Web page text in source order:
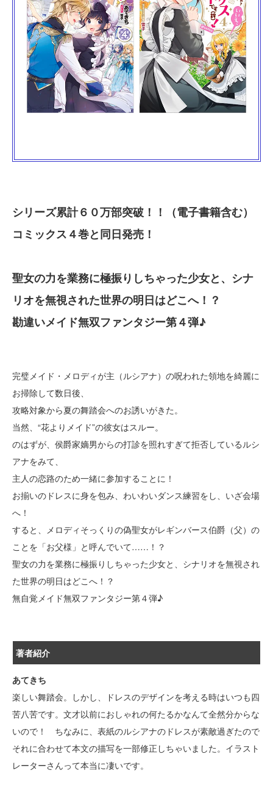
シリーズ累計６０万部突破！！（電子書籍含む）
コミックス４巻と同日発売！
聖女の力を業務に極振りしちゃった少女と、シナ
リオを無視された世界の明日はどこへ！？
勘違いメイド無双ファンタジー第４弾♪
完璧メイド・メロディが主（ルシアナ）の呪われた領地を綺麗に
お掃除して数日後、
攻略対象から夏の舞踏会へのお誘いがきた。
当然、“花よりメイド”の彼女はスルー。
のはずが、侯爵家嫡男からの打診を照れすぎて拒否しているルシ
アナをみて、
主人の恋路のため一緒に参加することに！
お揃いのドレスに身を包み、わいわいダンス練習をし、いざ会場
へ！
すると、メロディそっくりの偽聖女がレギンバース伯爵（父）の
ことを「お父様」と呼んでいて……！？
聖女の力を業務に極振りしちゃった少女と、シナリオを無視され
た世界の明日はどこへ！？
無自覚メイド無双ファンタジー第４弾♪
著者紹介
あてきち
楽しい舞踏会。しかし、ドレスのデザインを考える時はいつも四
苦八苦です。文才以前におしゃれの何たるかなんて全然分からな
いので！ ちなみに、表紙のルシアナのドレスが素敵過ぎたので
それに合わせて本文の描写を一部修正しちゃいました。イラスト
レーターさんって本当に凄いです。